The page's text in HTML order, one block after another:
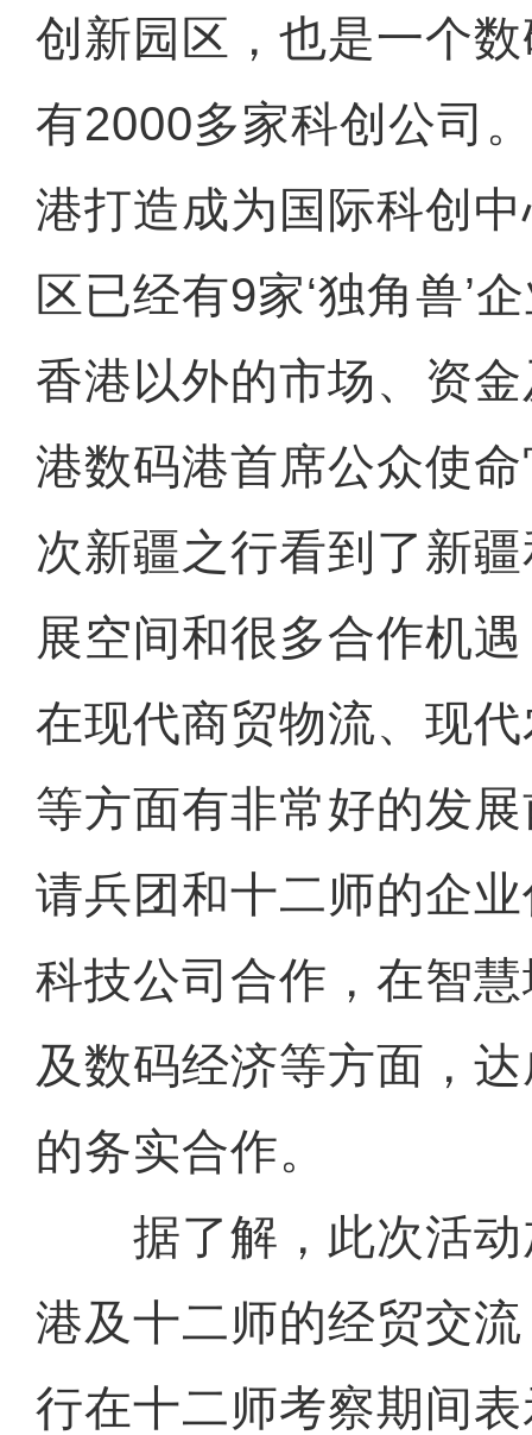
创新园区，也是一个
有2000多家科创公司
港打造成为国际科创
区已经有9家‘独角兽’
香港以外的市场、资
港数码港首席公众使
次新疆之行看到了新
展空间和很多合作机
在现代商贸物流、现
等方面有非常好的发
请兵团和十二师的企
科技公司合作，在智
及数码经济等方面，
的务实合作。
据了解，此次活动
港及十二师的经贸交
行在十二师考察期间